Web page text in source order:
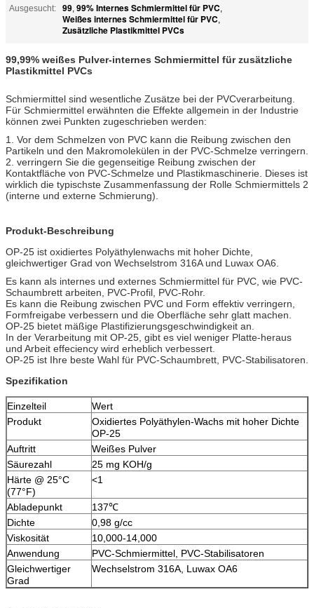
Ausgesucht:
99, 99% Internes Schmiermittel für PVC,
Weißes internes Schmiermittel für PVC,
Zusätzliche Plastikmittel PVCs
99,99% weißes Pulver-internes Schmiermittel für zusätzliche
Plastikmittel PVCs
Schmiermittel sind wesentliche Zusätze bei der PVCverarbeitung.
Für Schmiermittel erwähnten die Effekte allgemein in der Industrie
können zwei Punkten zugeschrieben werden:
1. Vor dem Schmelzen von PVC kann die Reibung zwischen den
Partikeln und den Makromolekülen in der PVC-Schmelze verringern.
2. verringern Sie die gegenseitige Reibung zwischen der
Kontaktfläche von PVC-Schmelze und Plastikmaschinerie. Dieses ist
wirklich die typischste Zusammenfassung der Rolle Schmiermittels 2
(interne und externe Schmierung).
Produkt-Beschreibung
OP-25 ist oxidiertes Polyäthylenwachs mit hoher Dichte,
gleichwertiger Grad von Wechselstrom 316A und Luwax OA6.
Es kann als internes und externes Schmiermittel für PVC, wie PVC-
Schaumbrett arbeiten, PVC-Profil, PVC-Rohr.
Es kann die Reibung zwischen PVC und Form effektiv verringern,
Formfreigabe verbessern und die Oberfläche sehr glatt machen.
OP-25 bietet mäßige Plastifizierungsgeschwindigkeit an.
In der Verarbeitung mit OP-25, gibt es viel weniger Platte-heraus
und Arbeit effeciency wird erheblich verbessert.
OP-25 ist Ihre beste Wahl für PVC-Schaumbrett, PVC-Stabilisatoren.
Spezifikation
Einzelteil
Wert
Produkt
Oxidiertes Polyäthylen-Wachs mit hoher Dichte
OP-25
Auftritt
Weißes Pulver
Säurezahl
25 mg KOH/g
Härte @ 25°C
(77°F)
<1
Abladepunkt
137℃
Dichte
0,98 g/cc
Viskosität
10,000-14,000
Anwendung
PVC-Schmiermittel, PVC-Stabilisatoren
Gleichwertiger
Grad
Wechselstrom 316A, Luwax OA6